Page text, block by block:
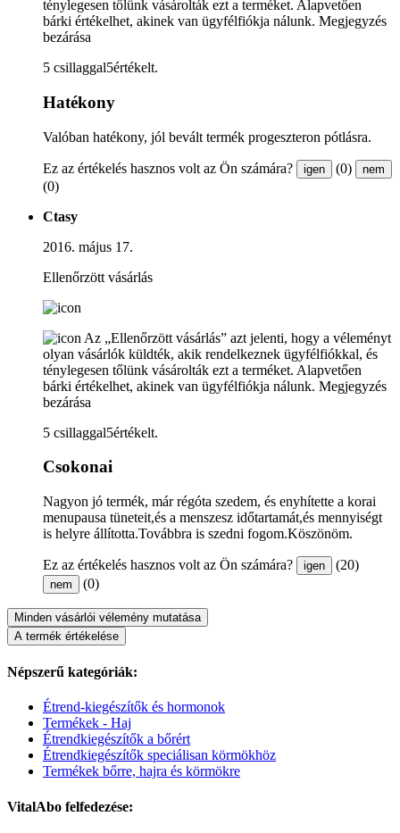
ténylegesen tőlünk vásárolták ezt a terméket. Alapvetően
bárki értékelhet, akinek van ügyfélfiókja nálunk. Megjegyzés
bezárása
5 csillaggal5értékelt.
Hatékony
Valóban hatékony, jól bevált termék progeszteron pótlásra.
Ez az értékelés hasznos volt az Ön számára? igen (0) nem
(0)
Ctasy
2016. május 17.
Ellenőrzött vásárlás
Az „Ellenőrzött vásárlás” azt jelenti, hogy a véleményt
olyan vásárlók küldték, akik rendelkeznek ügyfélfiókkal, és
ténylegesen tőlünk vásárolták ezt a terméket. Alapvetően
bárki értékelhet, akinek van ügyfélfiókja nálunk. Megjegyzés
bezárása
5 csillaggal5értékelt.
Csokonai
Nagyon jó termék, már régóta szedem, és enyhítette a korai
menupausa tüneteit,és a menszesz időtartamát,és mennyiségt
is helyre állította.Továbbra is szedni fogom.Köszönöm.
Ez az értékelés hasznos volt az Ön számára? igen (20)
nem (0)
Minden vásárlói vélemény mutatása
A termék értékelése
Népszerű kategóriák:
Étrend-kiegészítők és hormonok
Termékek - Haj
Étrendkiegészítők a bőrért
Étrendkiegészítők speciálisan körmökhöz
Termékek bőrre, hajra és körmökre
VitalAbo felfedezése: